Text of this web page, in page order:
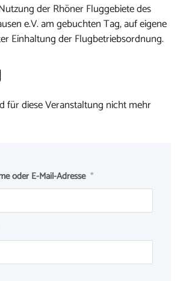
der Rhöner Fluggebiete des
e.V. am gebuchten Tag, auf eigene
Einhaltung der Flugbetriebsordnung.
für diese Veranstaltung nicht mehr
oder E-Mail-Adresse *